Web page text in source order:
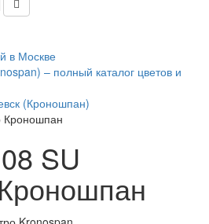
в Москве
– полный каталог цветов и
(Кроношпан)
Кроношпан
SU